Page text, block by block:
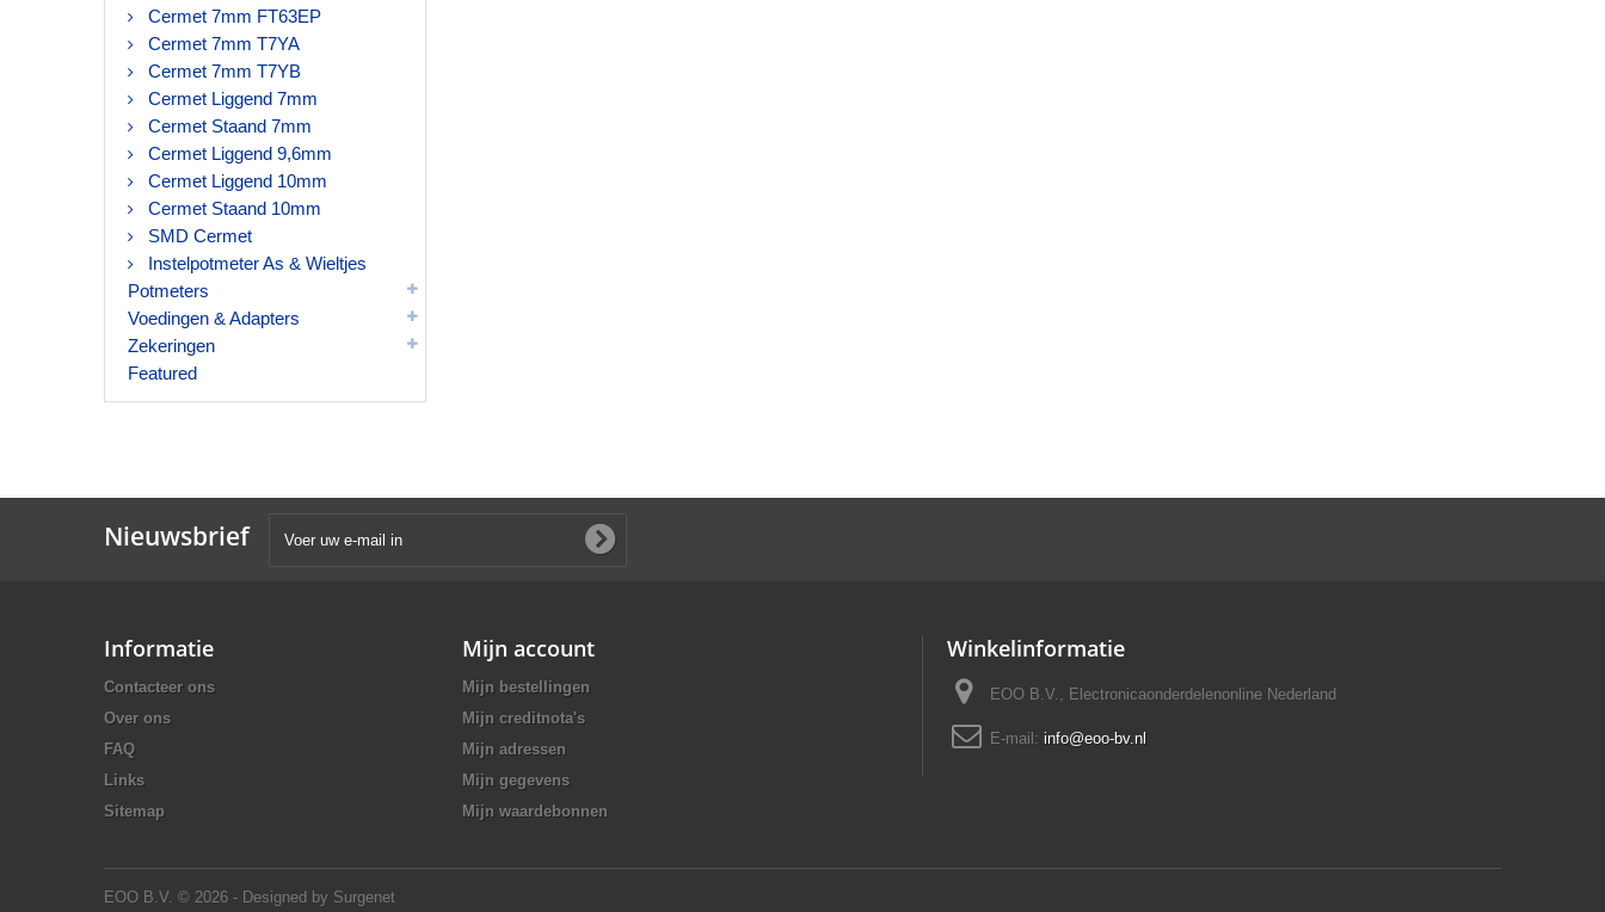
Cermet 7mm FT63EP
Cermet 7mm T7YA
Cermet 7mm T7YB
Cermet Liggend 7mm
Cermet Staand 7mm
Cermet Liggend 9,6mm
Cermet Liggend 10mm
Cermet Staand 10mm
SMD Cermet
Instelpotmeter As & Wieltjes
Potmeters
Voedingen & Adapters
Zekeringen
Featured
Nieuwsbrief
Informatie
Contacteer ons
Over ons
FAQ
Links
Sitemap
EOO B.V. © 2026 - Designed by Surgenet
Mijn account
Mijn bestellingen
Mijn creditnota's
Mijn adressen
Mijn gegevens
Mijn waardebonnen
Winkelinformatie
EOO B.V., Electronicaonderdelenonline Nederland
E-mail: info@eoo-bv.nl